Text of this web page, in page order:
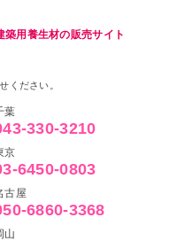
用養生材の販売サイト
ください。
葉
330-3210
京
6450-0803
古屋
6860-3368
山